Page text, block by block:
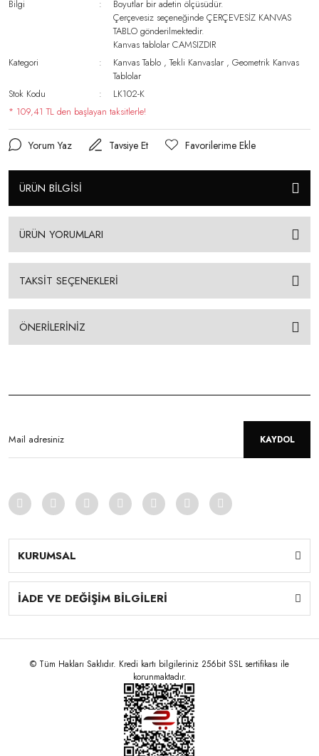
Bilgi
Boyutlar bir adetin ölçüsüdür.
Çerçevesiz seçeneğinde ÇERÇEVESİZ KANVAS
TABLO gönderilmektedir.
Kanvas tablolar CAMSIZDIR
Kategori
Kanvas Tablo ,Tekli Kanvaslar ,Geometrik Kanvas
Tablolar
Stok Kodu
LK102-K
* 109,41 TL den başlayan taksitlerle!
Yorum Yaz Tavsiye Et
ÜRÜN BİLGİSİ
ÜRÜN YORUMLARI
TAKSİT SEÇENEKLERİ
ÖNERİLERİNİZ
KAYDOL
KURUMSAL
İADE VE DEĞİŞİM BİLGİLERİ
© Tüm Hakları Saklıdır. Kredi kartı bilgileriniz 256bit SSL sertifikası ile
korunmaktadır.